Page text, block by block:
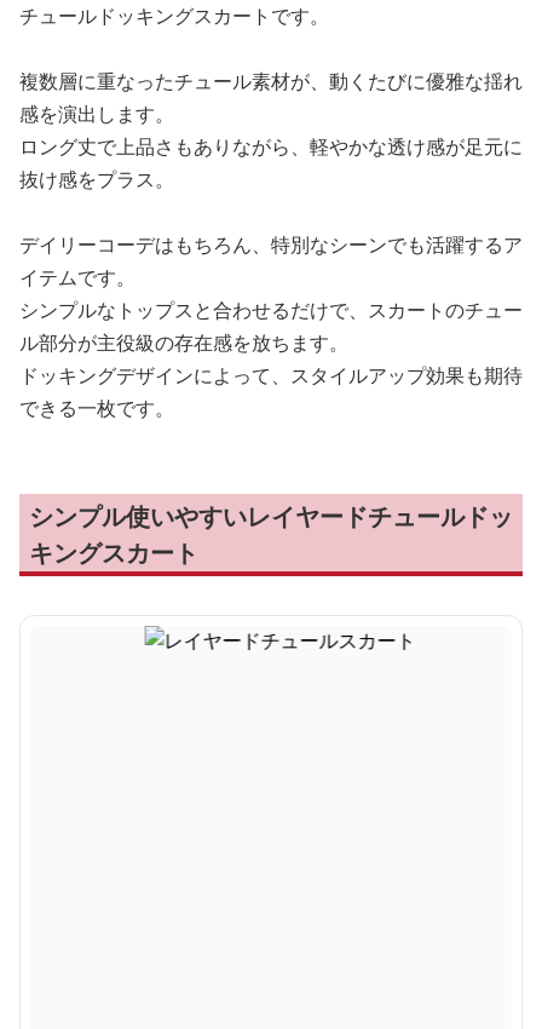
チュールドッキングスカートです。
複数層に重なったチュール素材が、動くたびに優雅な揺れ
感を演出します。
ロング丈で上品さもありながら、軽やかな透け感が足元に
抜け感をプラス。
デイリーコーデはもちろん、特別なシーンでも活躍するア
イテムです。
シンプルなトップスと合わせるだけで、スカートのチュー
ル部分が主役級の存在感を放ちます。
ドッキングデザインによって、スタイルアップ効果も期待
できる一枚です。
シンプル使いやすいレイヤードチュールドッ
キングスカート